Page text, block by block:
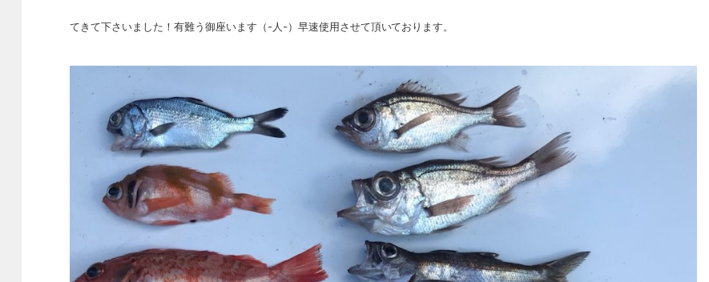
てきて下さいました！有難う御座います（-人-）早速使用させて頂いております。